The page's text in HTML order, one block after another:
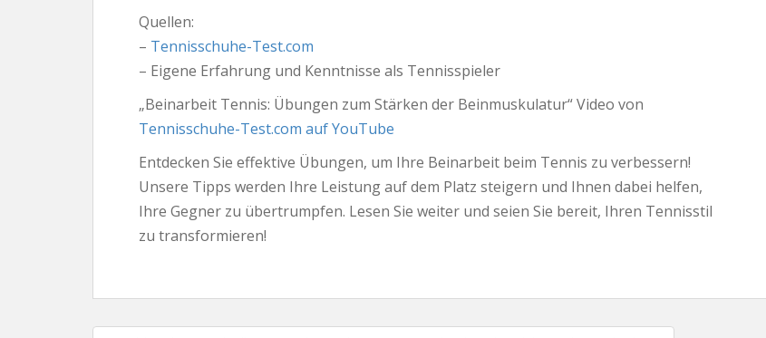
Quellen:
– Tennisschuhe-Test.com
– Eigene Erfahrung und Kenntnisse als Tennisspieler
„Beinarbeit Tennis: Übungen zum Stärken der Beinmuskulatur“ Video von
Tennisschuhe-Test.com auf YouTube
Entdecken Sie effektive Übungen, um Ihre Beinarbeit beim Tennis zu verbessern!
Unsere Tipps werden Ihre Leistung auf dem Platz steigern und Ihnen dabei helfen,
Ihre Gegner zu übertrumpfen. Lesen Sie weiter und seien Sie bereit, Ihren Tennisstil
zu transformieren!